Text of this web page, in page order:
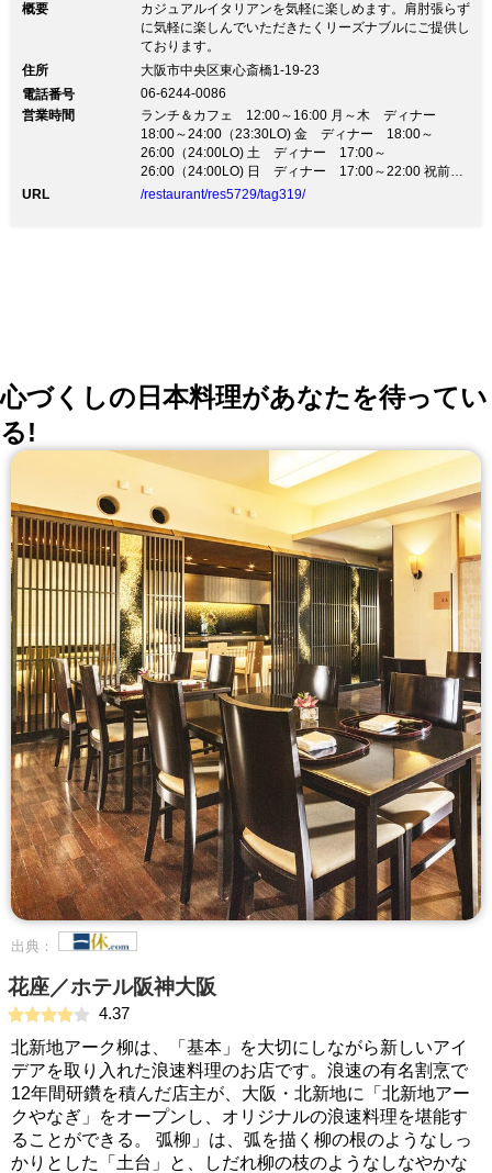
概要
カジュアルイタリアンを気軽に楽しめます。肩肘張らず
に気軽に楽しんでいただきたくリーズナブルにご提供し
ております。
住所
大阪市中央区東心斎橋1-19-23
電話番号
06-6244-0086
営業時間
ランチ＆カフェ 12:00～16:00 月～木 ディナー
18:00～24:00（23:30LO) 金 ディナー 18:00～
26:00（24:00LO) 土 ディナー 17:00～
26:00（24:00LO) 日 ディナー 17:00～22:00 祝前
日 18:00～26:00（24:00LO) 金・土 祝前日 24:00
URL /restaurant/res5729/tag319/
心づくしの日本料理があなたを待ってい
る!
出典：
花座／ホテル阪神大阪
4.37
北新地アーク柳は、「基本」を大切にしながら新しいアイ
デアを取り入れた浪速料理のお店です。浪速の有名割烹で
12年間研鑽を積んだ店主が、大阪・北新地に「北新地アー
クやなぎ」をオープンし、オリジナルの浪速料理を堪能す
ることができる。 弧柳」は、弧を描く柳の根のようなしっ
かりとした「土台」と、しだれ柳の枝のようなしなやかな